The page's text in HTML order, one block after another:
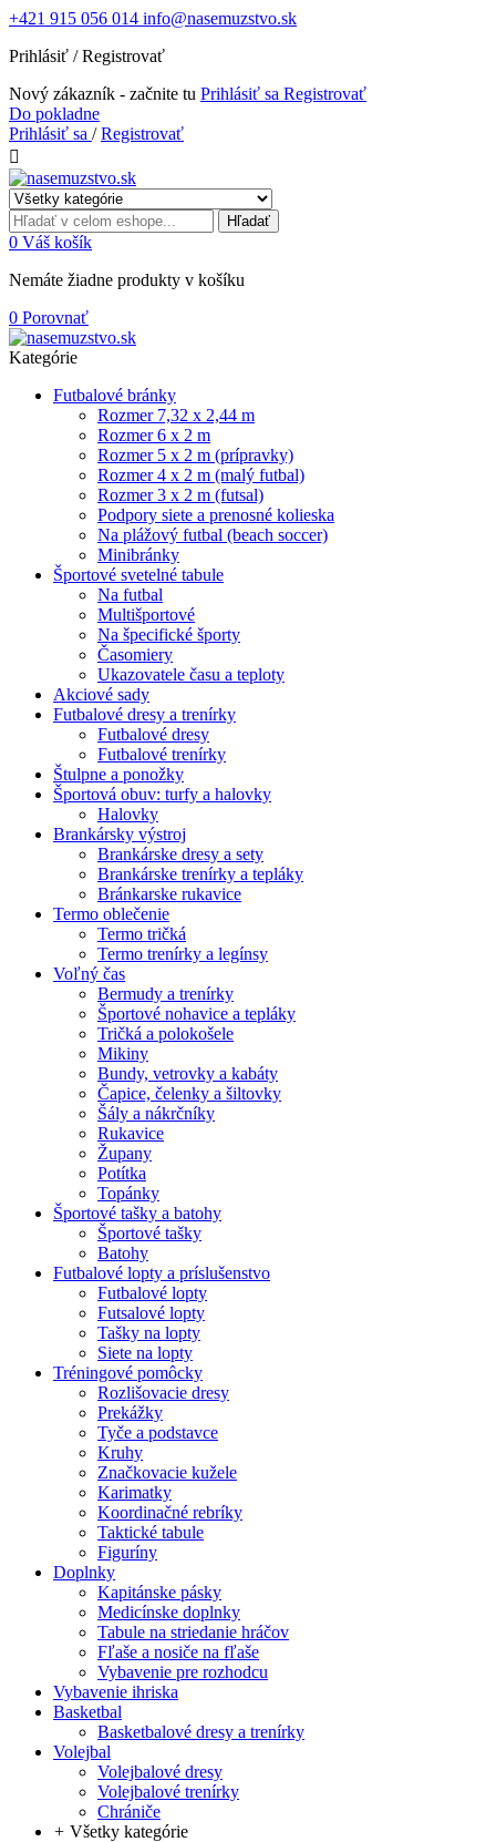
+421 915 056 014 info@nasemuzstvo.sk
Prihlásiť / Registrovať
Nový zákazník - začnite tu Prihlásiť sa Registrovať
Do pokladne
Prihlásiť sa /Registrovať

Hľadať
0 Váš košík
Nemáte žiadne produkty v košíku
0 Porovnať
Kategórie
Futbalové bránky
Rozmer 7,32 x 2,44 m
Rozmer 6 x 2 m
Rozmer 5 x 2 m (prípravky)
Rozmer 4 x 2 m (malý futbal)
Rozmer 3 x 2 m (futsal)
Podpory siete a prenosné kolieska
Na plážový futbal (beach soccer)
Minibránky
Športové svetelné tabule
Na futbal
Multišportové
Na špecifické športy
Časomiery
Ukazovatele času a teploty
Akciové sady
Futbalové dresy a trenírky
Futbalové dresy
Futbalové trenírky
Štulpne a ponožky
Športová obuv: turfy a halovky
Halovky
Brankársky výstroj
Brankárske dresy a sety
Brankárske trenírky a tepláky
Bránkarske rukavice
Termo oblečenie
Termo tričká
Termo trenírky a legínsy
Voľný čas
Bermudy a trenírky
Športové nohavice a tepláky
Tričká a polokošele
Mikiny
Bundy, vetrovky a kabáty
Čapice, čelenky a šiltovky
Šály a nákrčníky
Rukavice
Župany
Potítka
Topánky
Športové tašky a batohy
Športové tašky
Batohy
Futbalové lopty a príslušenstvo
Futbalové lopty
Futsalové lopty
Tašky na lopty
Siete na lopty
Tréningové pomôcky
Rozlišovacie dresy
Prekážky
Tyče a podstavce
Kruhy
Značkovacie kužele
Karimatky
Koordinačné rebríky
Taktické tabule
Figuríny
Doplnky
Kapitánske pásky
Medicínske doplnky
Tabule na striedanie hráčov
Fľaše a nosiče na fľaše
Vybavenie pre rozhodcu
Vybavenie ihriska
Basketbal
Basketbalové dresy a trenírky
Volejbal
Volejbalové dresy
Volejbalové trenírky
Chrániče
+ Všetky kategórie